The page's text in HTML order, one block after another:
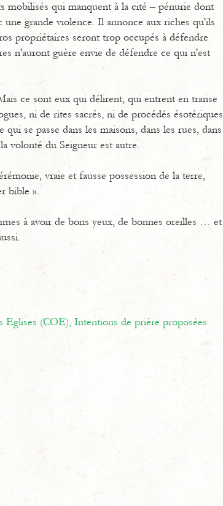
mobilisés qui manquent à la cité – pénurie dont
grande violence. Il annonce aux riches qu'ils
propriétaires seront trop occupés à défendre
n'auront guère envie de défendre ce qui n'est
ce sont eux qui délirent, qui entrent en transe
ni de rites sacrés, ni de procédés ésotériques
se passe dans les maisons, dans les rues, dans
volonté du Seigneur est autre.
vraie et fausse possession de la terre,
bible ».
à avoir de bons yeux, de bonnes oreilles … et
Eglises (COE), Intentions de prière proposées